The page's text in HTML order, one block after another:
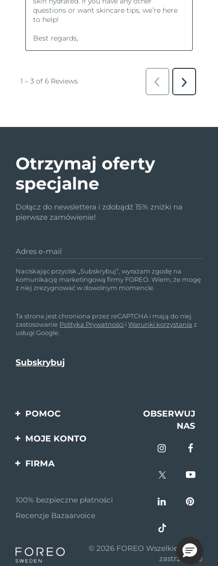
Otrzymaj oferty
specjalne
Dołącz do newslettera i zdobądź 15% zniżki na
pierwsze zamówienie!
Adres e-mail
Naciskając przycisk „Subskrybuj”, wyrażam zgodę na
komunikację marketingową firmy FOREO. Wiem, że mogę
z niej zrezygnować w dowolnym momencie.
Ta strona jest chroniona przez reCAPTCHA i mają do niej
zastosowanie Polityka Prywatności iWarunki korzystania z
usługi Google.
POMOC
Kontakt
OBSERWUJ
NAS
MOJE KONTO
FIRMA
Program partnerski
Wiadomości
MYSA
100% bezpieczne płatności
Recenzje Bazaarvoice
© 2026 FOREO Wszelkie prawa
zastrzeżone